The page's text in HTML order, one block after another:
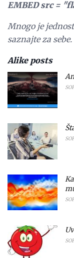
EMBED src =
Mnogo je
saznajte za sebe.
Alike posts